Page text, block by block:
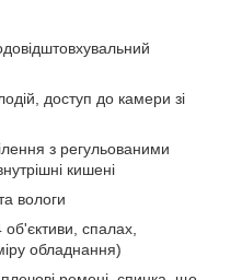
доступ до камери зі
з регульованими
кишені
вологи
спалах,
обладнання)